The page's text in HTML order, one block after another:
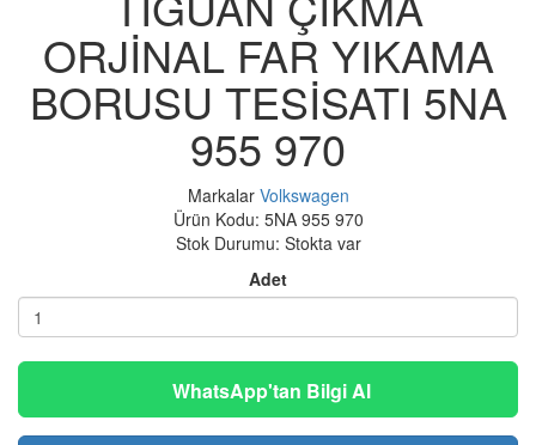
ORJİNAL FAR YIKAMA
BORUSU TESİSATI 5NA
955 970
Markalar Volkswagen
Ürün Kodu: 5NA 955 970
Stok Durumu: Stokta var
Adet
WhatsApp'tan Bilgi Al